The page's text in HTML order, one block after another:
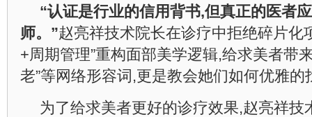
“认证是行业的信用背书,但真正的医者
师。”赵亮祥技术院长在诊疗中拒绝碎片化
+周期管理”重构面部美学逻辑,给求美者带
老”等网络形容词,更是教会她们如何优雅
为了给求美者更好的诊疗效果,赵亮祥技